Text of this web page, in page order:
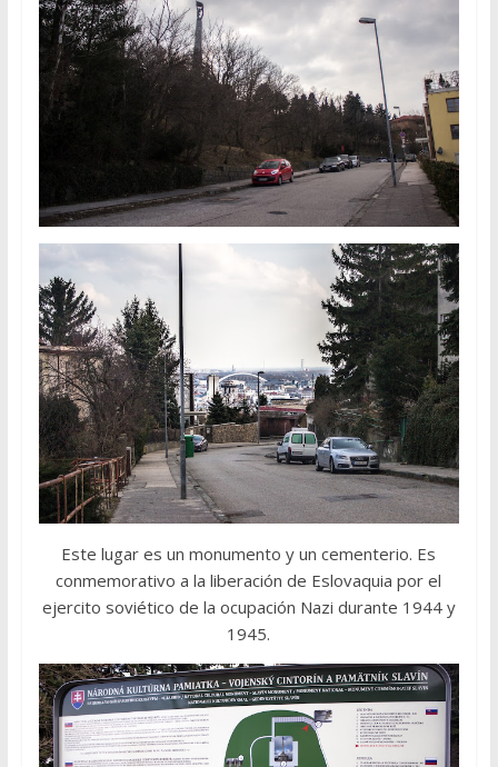
Este lugar es un monumento y un cementerio. Es
conmemorativo a la liberación de Eslovaquia por el
ejercito soviético de la ocupación Nazi durante 1944 y
1945.